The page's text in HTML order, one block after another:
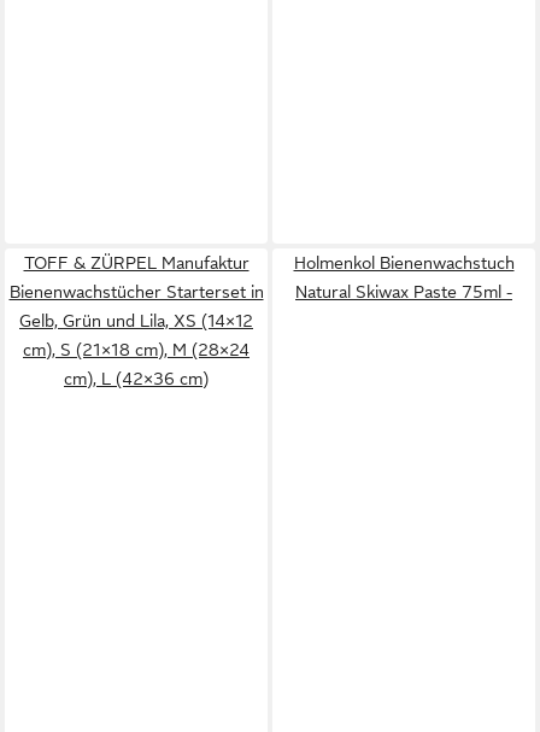
TOFF & ZÜRPEL Manufaktur
Bienenwachstücher Starterset in
Gelb, Grün und Lila, XS (14×12
cm), S (21×18 cm), M (28×24
cm), L (42×36 cm)
Holmenkol Bienenwachstuch
Natural Skiwax Paste 75ml -